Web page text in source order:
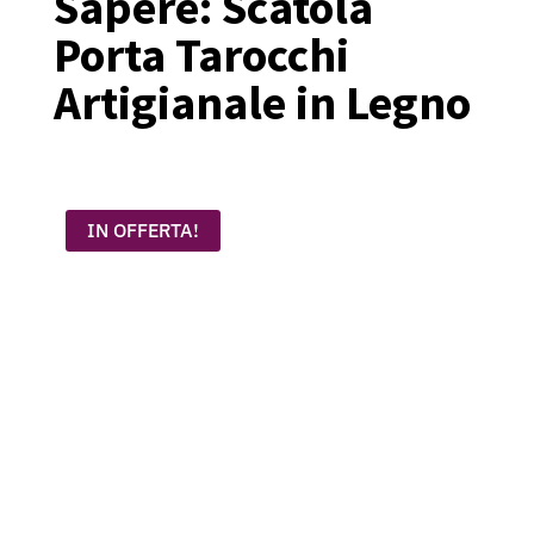
Porta Tarocchi
Artigianale in Legno
IN OFFERTA!